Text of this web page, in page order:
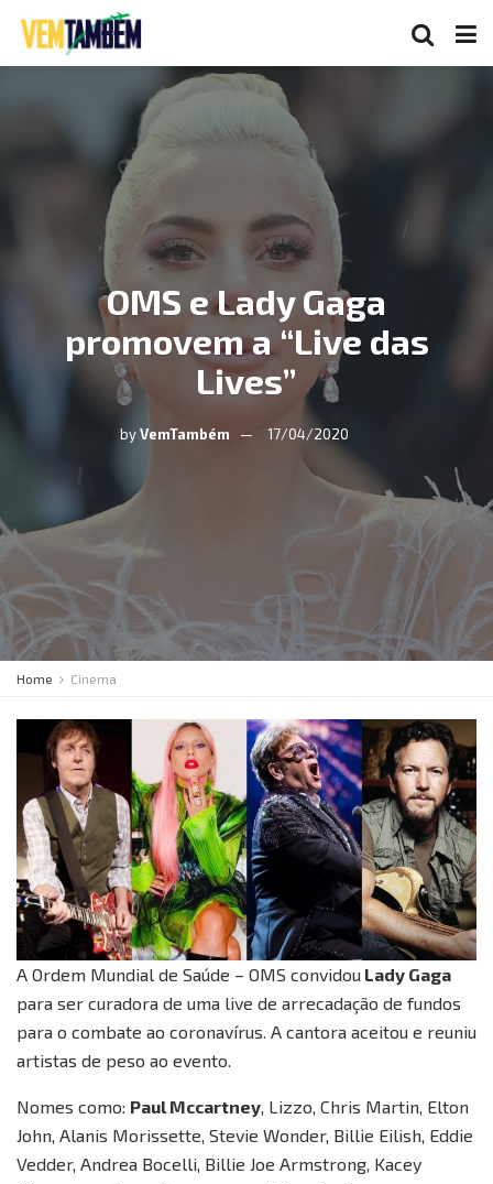
OMS e Lady Gaga
promovem a “Live das
Lives”
byVemTambém 17/04/2020
Home Cinema
A Ordem Mundial de Saúde – OMS convidou Lady Gaga
para ser curadora de uma live de arrecadação de fundos
para o combate ao coronavírus. A cantora aceitou e reuniu
artistas de peso ao evento.
Nomes como: Paul Mccartney, Lizzo, Chris Martin, Elton
John, Alanis Morissette, Stevie Wonder, Billie Eilish, Eddie
Vedder, Andrea Bocelli, Billie Joe Armstrong, Kacey